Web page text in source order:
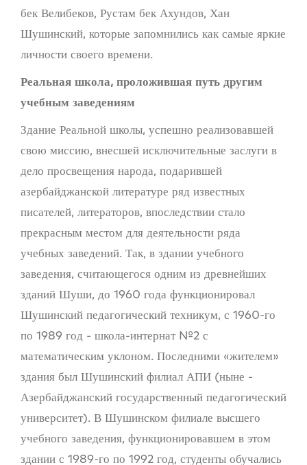
бек Велибеков, Рустам бек Ахундов, Хан
Шушинский, которые запомнились как самые яркие
личности своего времени.
Реальная школа, проложившая путь другим
учебным заведениям
Здание Реальной школы, успешно реализовавшей
свою миссию, внесшей исключительные заслуги в
дело просвещения народа, подарившей
азербайджанской литературе ряд известных
писателей, литераторов, впоследствии стало
прекрасным местом для деятельности ряда
учебных заведений. Так, в здании учебного
заведения, считающегося одним из древнейших
зданий Шуши, до 1960 года функционировал
Шушинский педагогический техникум, с 1960-го
по 1989 год - школа-интернат №2 с
математическим уклоном. Последними «жителем»
здания был Шушинский филиал АПИ (ныне -
Азербайджанский государственный педагогический
университет). В Шушинском филиале высшего
учебного заведения, функционировавшем в этом
здании с 1989-го по 1992 год, студенты обучались